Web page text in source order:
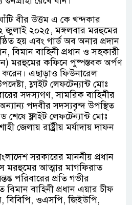
বীর উত্তম এ কে খন্দকার
জুলাই ২০২৫, মঙ্গলবার মরহুমের
হয় এবং গার্ড অব অনার প্রদান
বিমান বাহিনী প্রধান ও সহকারী
মরহুমের কফিনে পুষ্পস্তবক অর্পণ
করেন। এছাড়াও ফিউনারেল
ফ্লাইট লেফটেন্যান্ট মোঃ
সদস্যগণ, সামরিক বাহিনীর
পদবীর সদস্যবৃন্দ উপস্থিত
শেষে ফ্লাইট লেফটেন্যান্ট মোঃ
জেলায় রাষ্ট্রীয় মর্যাদায় দাফন
সরকারের মাননীয় প্রধান
মরহুমের আত্মার মাগফিরাত
পরিবারের প্রতি গভীর
বিমান বাহিনী প্রধান এয়ার চীফ
বিবিপি, ওএসপি, জিইউপি,